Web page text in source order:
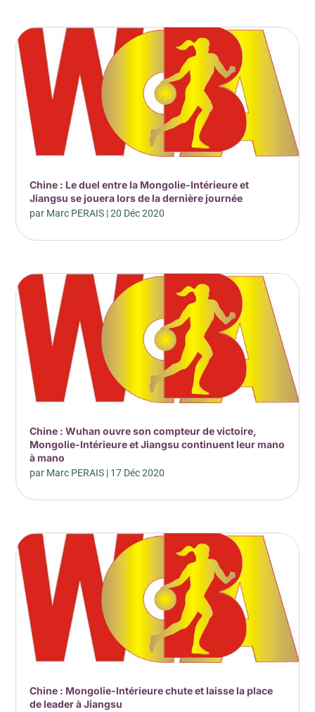
Chine : Le duel entre la Mongolie-Intérieure et
Jiangsu se jouera lors de la dernière journée
par Marc PERAIS |20 Déc 2020
Chine : Wuhan ouvre son compteur de victoire,
Mongolie-Intérieure et Jiangsu continuent leur mano
à mano
par Marc PERAIS | 17 Déc 2020
Chine : Mongolie-Intérieure chute et laisse la place
de leader à Jiangsu